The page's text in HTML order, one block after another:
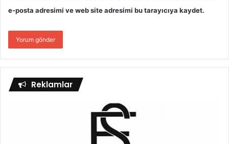
e-posta adresimi ve web site adresimi bu tarayıcıya kaydet.
Reklamlar